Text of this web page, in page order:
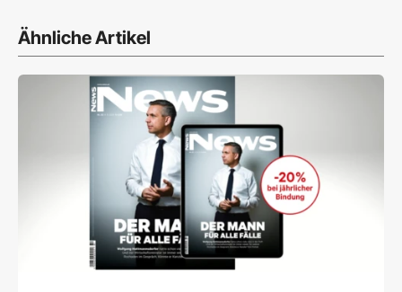
Ähnliche Artikel